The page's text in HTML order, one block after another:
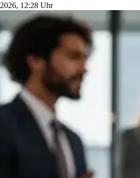
12:28 Uhr